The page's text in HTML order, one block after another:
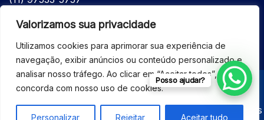
Valorizamos sua privacidade
Utilizamos cookies para aprimorar sua experiência de
navegação, exibir anúncios ou conteúdo personalizado e
analisar nosso tráfego. Ao clicar em “Aceitar todos”, você
concorda com nosso uso de cookies.
Personalizar Rejeitar Aceitar tudo
(62) 98610-7777
© 2026 - ASSISTÊNCIA TÉCNICA ESPECIALIZADA
EQUIPAMENTOS BRUKER - Todos os direitos reservados
Posso ajudar?